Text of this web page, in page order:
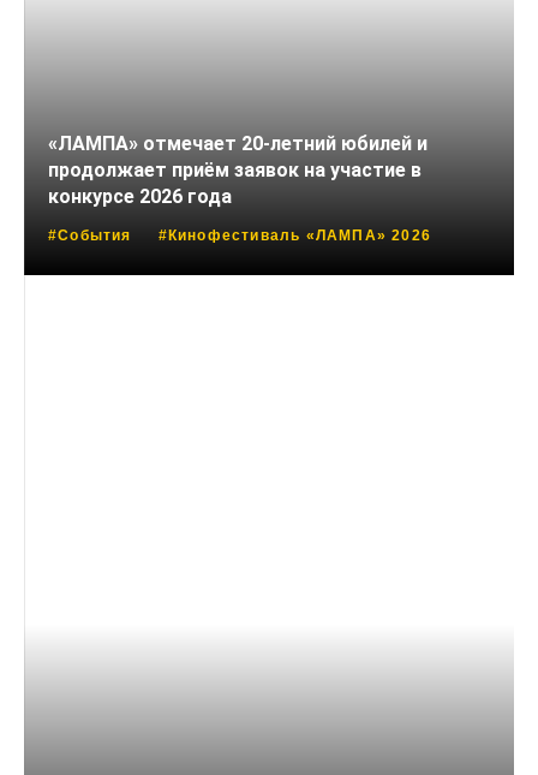
«ЛАМПА» отмечает 20-летний юбилей и
продолжает приём заявок на участие в
конкурсе 2026 года
#События #Кинофестиваль «ЛАМПА» 2026